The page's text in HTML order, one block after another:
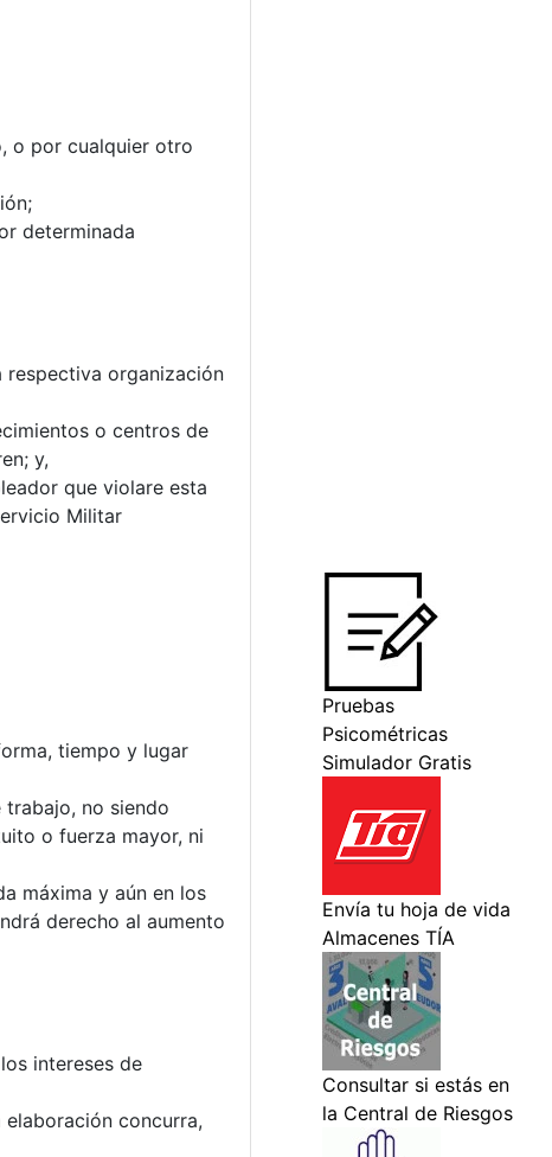
o por cualquier otro
determinada
respectiva organización
o centros de
y,
que violare esta
Militar
tiempo y lugar
no siendo
o fuerza mayor, ni
máxima y aún en los
derecho al aumento
intereses de
concurra,